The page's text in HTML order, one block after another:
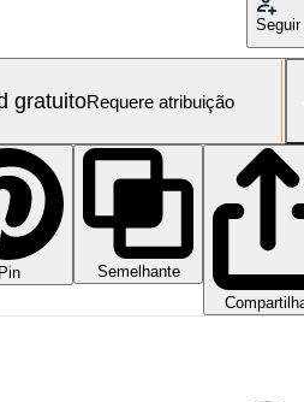
Seguir
gratuitoRequere atribuição
Pin
Semelhante